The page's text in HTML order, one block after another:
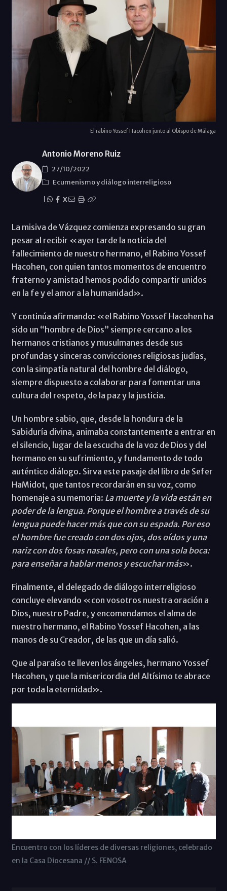
El rabino Yossef Hacohen junto al Obispo de Málaga
Antonio Moreno Ruiz
27/10/2022
Ecumenismo y diálogo interreligioso
X
La misiva de Vázquez comienza expresando su gran
pesar al recibir «ayer tarde la noticia del
fallecimiento de nuestro hermano, el Rabino Yossef
Hacohen, con quien tantos momentos de encuentro
fraterno y amistad hemos podido compartir unidos
en la fe y el amor a la humanidad».
Y continúa afirmando: «el Rabino Yossef Hacohen ha
sido un “hombre de Dios” siempre cercano a los
hermanos cristianos y musulmanes desde sus
profundas y sinceras convicciones religiosas judías,
con la simpatía natural del hombre del diálogo,
siempre dispuesto a colaborar para fomentar una
cultura del respeto, de la paz y la justicia.
Un hombre sabio, que, desde la hondura de la
Sabiduría divina, animaba constantemente a entrar en
el silencio, lugar de la escucha de la voz de Dios y del
hermano en su sufrimiento, y fundamento de todo
auténtico diálogo. Sirva este pasaje del libro de Sefer
HaMidot, que tantos recordarán en su voz, como
homenaje a su memoria: La muerte y la vida están en
poder de la lengua. Porque el hombre a través de su
lengua puede hacer más que con su espada. Por eso
el hombre fue creado con dos ojos, dos oídos y una
nariz con dos fosas nasales, pero con una sola boca:
para enseñar a hablar menos y escuchar más».
Finalmente, el delegado de diálogo interreligioso
concluye elevando «con vosotros nuestra oración a
Dios, nuestro Padre, y encomendamos el alma de
nuestro hermano, el Rabino Yossef Hacohen, a las
manos de su Creador, de las que un día salió.
Que al paraíso te lleven los ángeles, hermano Yossef
Hacohen, y que la misericordia del Altísimo te abrace
por toda la eternidad».
Encuentro con los líderes de diversas religiones, celebrado
en la Casa Diocesana // S. FENOSA